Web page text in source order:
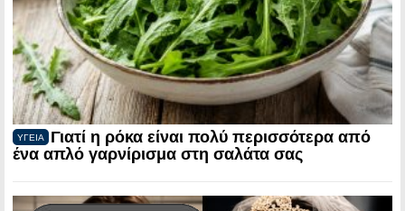
ΥΓΕΙΑ
Γιατί η ρόκα είναι πολύ περισσότερα από
ένα απλό γαρνίρισμα στη σαλάτα σας